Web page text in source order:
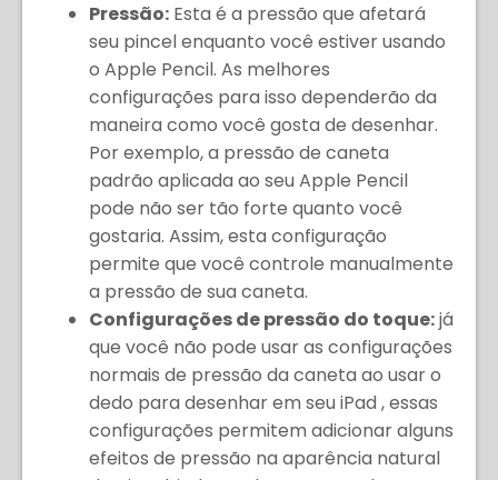
Pressão: Esta é a pressão que afetará
seu pincel enquanto você estiver usando
o Apple Pencil. As melhores
configurações para isso dependerão da
maneira como você gosta de desenhar.
Por exemplo, a pressão de caneta
padrão aplicada ao seu Apple Pencil
pode não ser tão forte quanto você
gostaria. Assim, esta configuração
permite que você controle manualmente
a pressão de sua caneta.
Configurações de pressão do toque:já
que você não pode usar as configurações
normais de pressão da caneta ao usar o
dedo para desenhar em seu iPad , essas
configurações permitem adicionar alguns
efeitos de pressão na aparência natural